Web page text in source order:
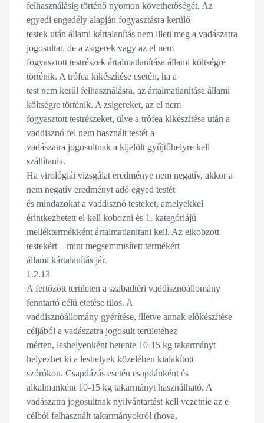
felhasználásig történő nyomon követhetőségét. Az
egyedi engedély alapján fogyasztásra kerülő
testek után állami kártalanítás nem illeti meg a vadászatra
jogosultat, de a zsigerek vagy az el nem
fogyasztott testrészek ártalmatlanítása állami költségre
történik. A trófea kikészítése esetén, ha a
test nem kerül felhasználásra, az ártalmatlanítása állami
költségre történik. A zsigereket, az el nem
fogyasztott testrészeket, ülve a trófea kikészítése után a
vaddisznó fel nem használt testét a
vadászatra jogosultnak a kijelölt gyűjtőhelyre kell
szállítania.
Ha virológiái vizsgálat eredménye nem negatív, akkor a
nem negatív eredményt adó egyed testét
és mindazokat a vaddisznó testeket, amelyekkel
érintkezhetett el kell kobozni és 1. kategóriájú
melléktermékként ártalmatlanitani kell. Az elkobzott
testekért – mint megsemmisített termékért
állami kártalanítás jár.
1.2.13
A fertőzött területen a szabadtéri vaddisznóállomány
fenntartó célú etetése tilos. A
vaddisznóállomány gyérítése, illetve annak előkészítése
céljából a vadászatra jogosult területéhez
mérten, leshelyenként hetente 10-15 kg takarmányt
helyezhet ki a leshelyek közelében kialakított
szórókon. Csapdázás esetén csapdánként és
alkalmanként 10-15 kg takarmányt használható. A
vadászatra jogosultnak nyilvántartást kell vezetnie az e
célból felhasznált takarmányokról (hova,